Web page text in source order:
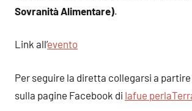
Sovranità Alimentare).
Link all’evento
Per seguire la diretta collegarsi a partire
sulla pagine Facebook di Iafue